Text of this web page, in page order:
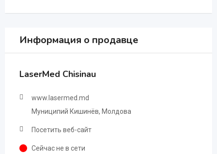
Информация о продавце
LaserMed Chisinau
www.lasermed.md
Муниципий Кишинёв, Молдова
Посетить веб-сайт
Сейчас не в сети